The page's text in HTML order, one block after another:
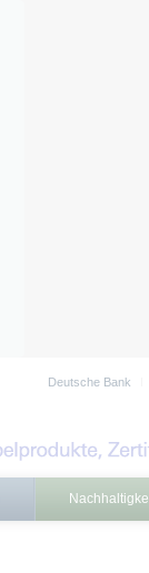
Deutsche Bank